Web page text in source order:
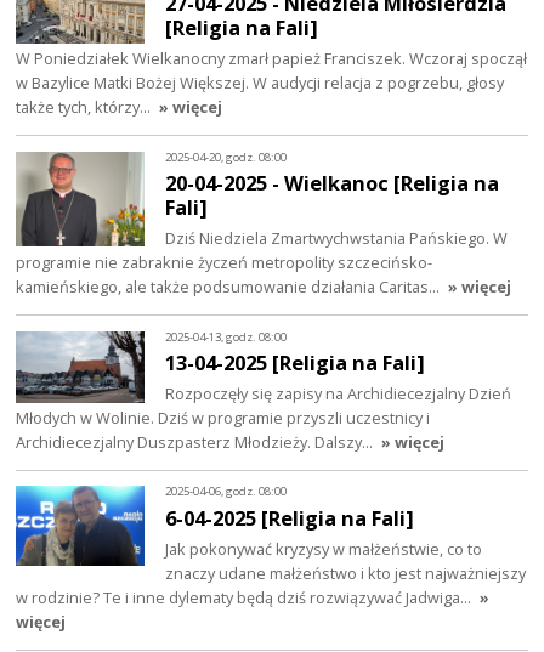
[Religia na Fali]
W Poniedziałek Wielkanocny zmarł papież Franciszek. Wczoraj spoczął
w Bazylice Matki Bożej Większej. W audycji relacja z pogrzebu, głosy
także tych, którzy… » więcej
2025-04-20, godz. 08:00
20-04-2025 - Wielkanoc [Religia na
Fali]
Dziś Niedziela Zmartwychwstania Pańskiego. W
programie nie zabraknie życzeń metropolity szczecińsko-
kamieńskiego, ale także podsumowanie działania Caritas… » więcej
2025-04-13, godz. 08:00
13-04-2025 [Religia na Fali]
Rozpoczęły się zapisy na Archidiecezjalny Dzień
Młodych w Wolinie. Dziś w programie przyszli uczestnicy i
Archidiecezjalny Duszpasterz Młodzieży. Dalszy… » więcej
2025-04-06, godz. 08:00
6-04-2025 [Religia na Fali]
Jak pokonywać kryzysy w małżeństwie, co to
znaczy udane małżeństwo i kto jest najważniejszy
w rodzinie? Te i inne dylematy będą dziś rozwiązywać Jadwiga… »
więcej